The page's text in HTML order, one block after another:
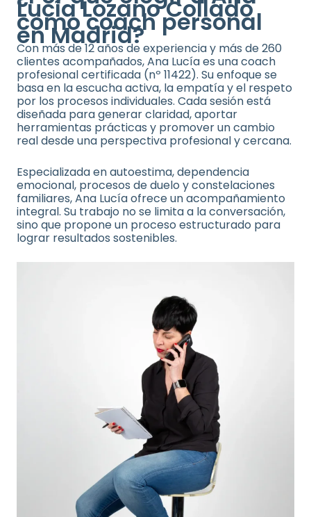
Lucía Lozano Collado
como coach personal
en Madrid?
Con más de 12 años de experiencia y más de 260
clientes acompañados, Ana Lucía es una coach
profesional certificada (nº 11422). Su enfoque se
basa en la escucha activa, la empatía y el respeto
por los procesos individuales. Cada sesión está
diseñada para generar claridad, aportar
herramientas prácticas y promover un cambio
real desde una perspectiva profesional y cercana.
Especializada en autoestima, dependencia
emocional, procesos de duelo y constelaciones
familiares, Ana Lucía ofrece un acompañamiento
integral. Su trabajo no se limita a la conversación,
sino que propone un proceso estructurado para
lograr resultados sostenibles.